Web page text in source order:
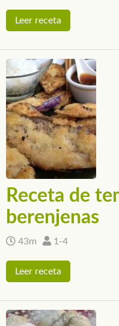
Leer receta
Receta de
berenjenas
43m 1-4
Leer receta